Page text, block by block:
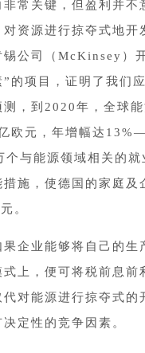
非常关键，但盈利并不
资源进行掠夺式地开
锡公司（McKinsey）
的项目，证明了我们
测，到2020年，全球
欧元，年增幅达
个与能源领域相关的就
施，使德国的家庭及
。
企业能够将自己的生
上，便可将税前息前
代对能源进行掠夺式的
定性的竞争因素。